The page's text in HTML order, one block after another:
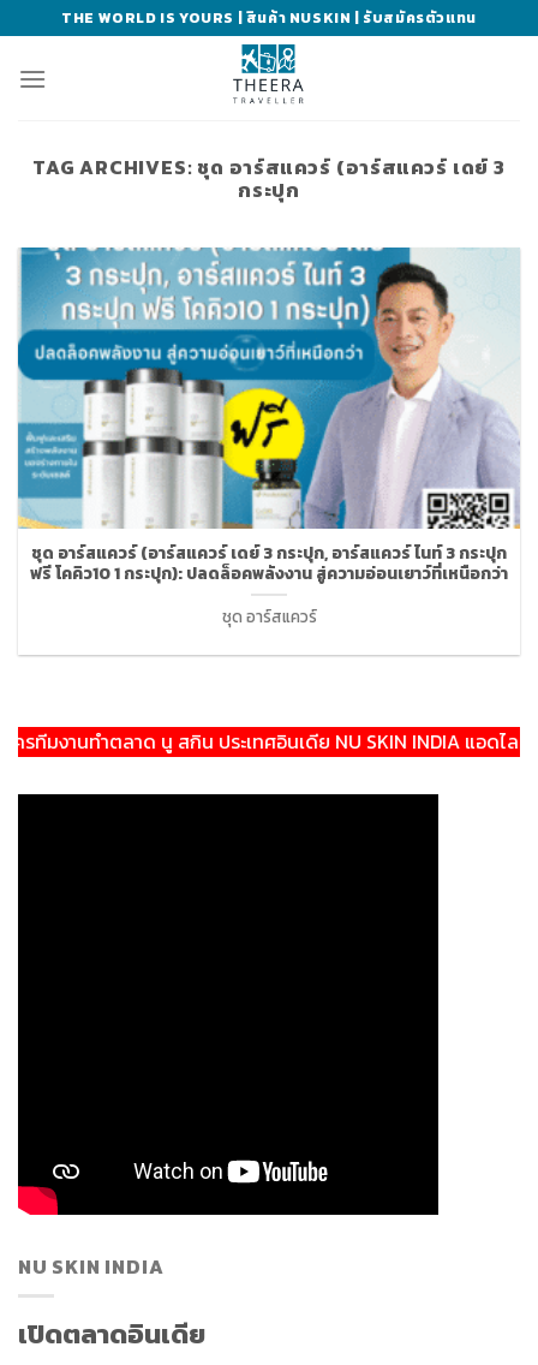
to
content
THE WORLD IS YOURS | สินค้า NUSKIN | รับสมัครตัวแทน
TAG ARCHIVES: ชุด อาร์สแควร์ (อาร์สแควร์ เดย์ 3
กระปุก
ชุด อาร์สแควร์ (อาร์สแควร์ เดย์ 3 กระปุก, อาร์สแควร์ ไนท์ 3 กระปุก
ฟรี โคคิว10 1 กระปุก): ปลดล็อคพลังงาน สู่ความอ่อนเยาว์ที่เหนือกว่า
ชุด อาร์สแควร์
งานทำตลาด นู สกิน ประเทศอินเดีย NU SKIN INDIA แอดไลน์
NU SKIN INDIA
เปิดตลาดอินเดีย